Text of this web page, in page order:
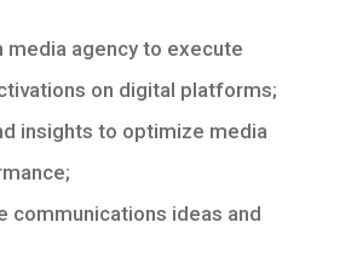
media agency to execute
on digital platforms;
insights to optimize media
communications ideas and